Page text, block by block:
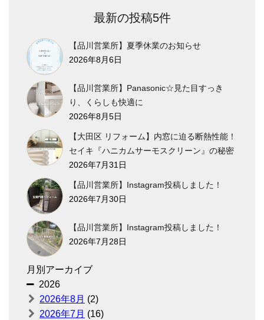
最新の投稿5件
【品川営業所】夏季休業のお知らせ
2026年8月6日
【品川営業所】Panasonic☆見た目すっき
り、くらしも快適に
2026年8月5日
【大田区 リフォーム】内窓に迫る断熱性能！
セイキ『ハニカムサーモスクリーン』の秘密
2026年7月31日
【品川営業所】Instagram投稿しました！
2026年7月30日
【品川営業所】Instagram投稿しました！
2026年7月28日
月別アーカイブ
2026
2026年8月 (2)
2026年7月 (16)